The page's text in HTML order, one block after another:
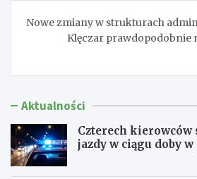
Nowe zmiany w strukturach
Klęczar prawdopodobnie
Aktualności
Czterech kierowców
jazdy w ciągu doby